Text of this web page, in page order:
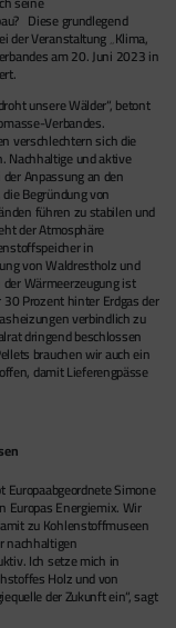
Diese grundlegend
der Veranstaltung „Klima,
am 20. Juni 2023 in
unsere Wälder“, betont
Verbandes.
verschlechtern sich die
Nachhaltige und aktive
Anpassung an den
Begründung von
führen zu stabilen und
der Atmosphäre
in
von Waldrestholz und
Wärmeerzeugung ist
Prozent hinter Erdgas der
verbindlich zu
dringend beschlossen
brauchen wir auch ein
damit Lieferengpässe
Simone
Europas Energiemix. Wir
zu Kohlenstoffmuseen
nachhaltigen
Ich setze mich in
Holz und von
der Zukunft ein“, sagt